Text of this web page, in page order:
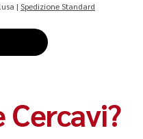
| Spedizione Standard